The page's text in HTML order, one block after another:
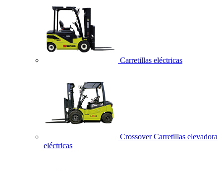
Carretillas eléctricas
Crossover Carretillas elevadora
eléctricas